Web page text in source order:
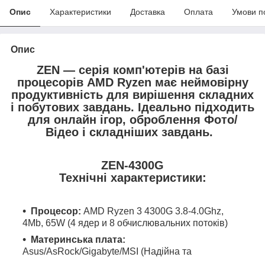
Опис Характеристики Доставка Оплата Умови
Опис
ZEN — серія комп'ютерів на базі
процесорів AMD Ryzen має неймовірну
продуктивність для вирішення складних
і побутових завдань. Ідеально підходить
для онлайн ігор, оброблення Фото/
Відео і складніших завдань.
ZEN-4300G
Технічні характеристики:
Процесор: AMD Ryzen 3 4300G 3.8-4.0Ghz,
4Mb, 65W (4 ядер и 8 обчислювальних потоків)
Материнська плата:
Asus/AsRock/Gigabyte/MSI (Надійна та